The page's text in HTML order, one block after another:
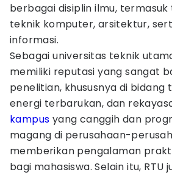
berbagai disiplin ilmu, termasuk
teknik komputer, arsitektur,
informasi.
Sebagai universitas teknik
memiliki reputasi yang sangat
penelitian, khususnya di bidang
energi terbarukan, dan
kampus yang canggih dan
magang di perusahaan-
memberikan pengalaman
bagi mahasiswa. Selain itu,